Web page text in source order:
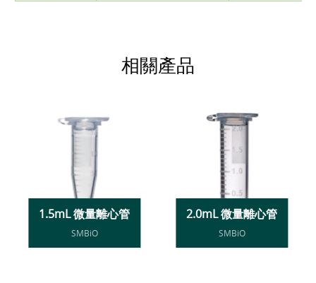
相關產品
1.5mL 微量離心管
SMBiO
2.0mL 微量離心管
SMBiO